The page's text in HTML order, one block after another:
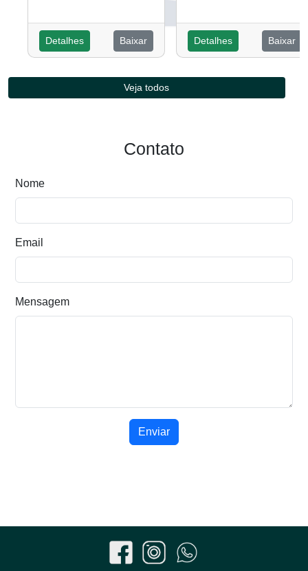
Detalhes Baixar Detalhes Baixar
Veja todos
Contato
Nome
Email
Mensagem
Enviar